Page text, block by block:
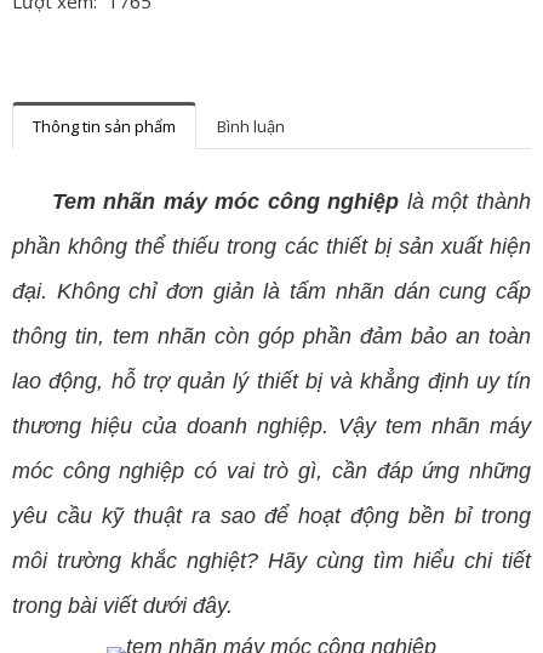
Thông tin sản phẩm Bình luận
Tem nhãn máy móc công nghiệp là một thành
phần không thể thiếu trong các thiết bị sản xuất hiện
đại. Không chỉ đơn giản là tấm nhãn dán cung cấp
thông tin, tem nhãn còn góp phần đảm bảo an toàn
lao động, hỗ trợ quản lý thiết bị và khẳng định uy tín
thương hiệu của doanh nghiệp. Vậy tem nhãn máy
móc công nghiệp có vai trò gì, cần đáp ứng những
yêu cầu kỹ thuật ra sao để hoạt động bền bỉ trong
môi trường khắc nghiệt? Hãy cùng tìm hiểu chi tiết
trong bài viết dưới đây.